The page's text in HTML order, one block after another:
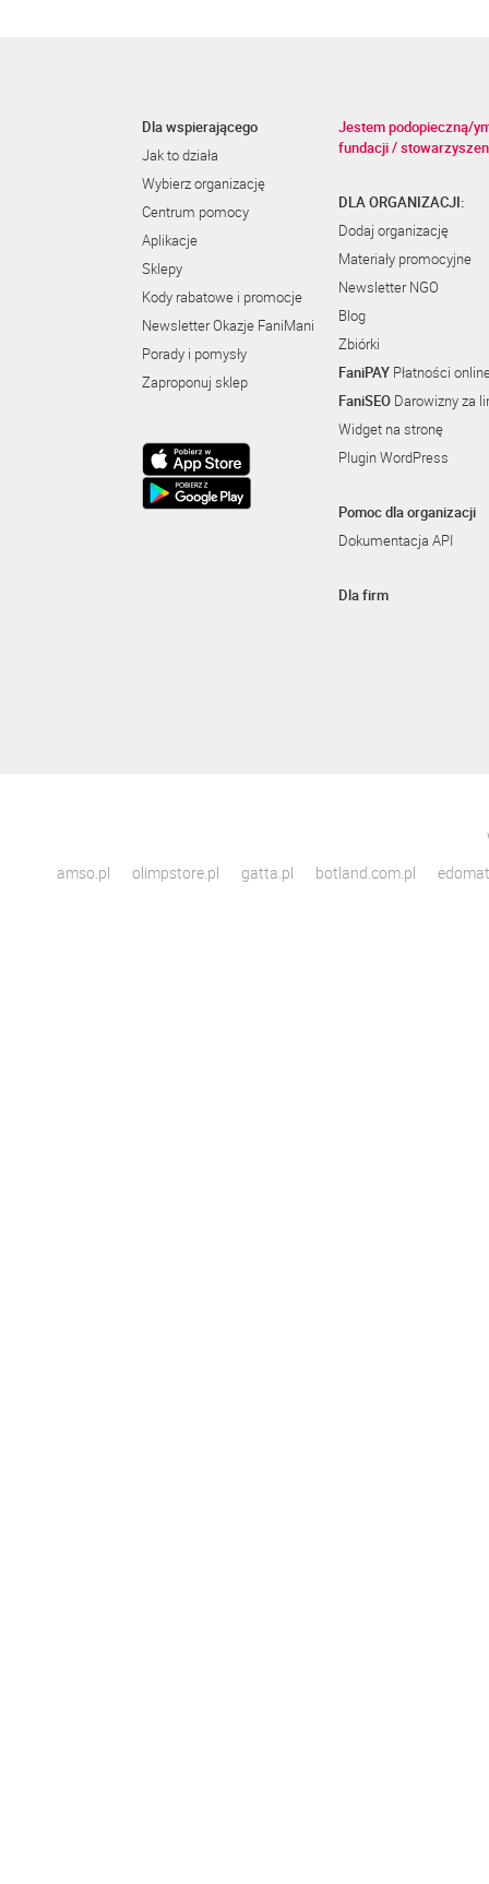
Dla wspierającego
Jak to działa
Wybierz organizację
Centrum pomocy
Aplikacje
Sklepy
Kody rabatowe i promocje
Newsletter Okazje FaniMani
Porady i pomysły
Zaproponuj sklep
Jestem podopieczną/
fundacji /
DLA ORGANIZACJI:
Dodaj organizację
Materiały promocyjne
Newsletter NGO
Blog
Zbiórki
FaniPAY Płatności
FaniSEO Darowizny za
Widget na stronę
Plugin WordPress
Pomoc dla organizacji
Dokumentacja API
Dla firm
amso.pl
olimpstore.pl gatta.pl botland.com.pl